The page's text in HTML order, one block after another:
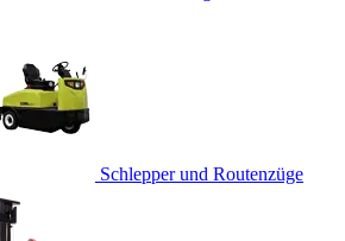
Schlepper und Routenzüge